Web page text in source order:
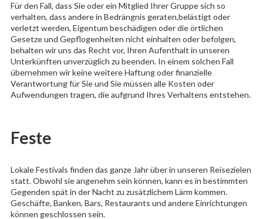
Für den Fall, dass Sie oder ein Mitglied Ihrer Gruppe sich so
verhalten, dass andere in Bedrängnis geraten,belästigt oder
verletzt werden, Eigentum beschädigen oder die örtlichen
Gesetze und Gepflogenheiten nicht einhalten oder befolgen,
behalten wir uns das Recht vor, Ihren Aufenthalt in unseren
Unterkünften unverzüglich zu beenden. In einem solchen Fall
übernehmen wir keine weitere Haftung oder finanzielle
Verantwortung für Sie und Sie müssen alle Kosten oder
Aufwendungen tragen, die aufgrund Ihres Verhaltens entstehen.
Feste
Lokale Festivals finden das ganze Jahr über in unseren Reisezielen
statt. Obwohl sie angenehm sein können, kann es in bestimmten
Gegenden spät in der Nacht zu zusätzlichem Lärm kommen.
Geschäfte, Banken, Bars, Restaurants und andere Einrichtungen
können geschlossen sein.